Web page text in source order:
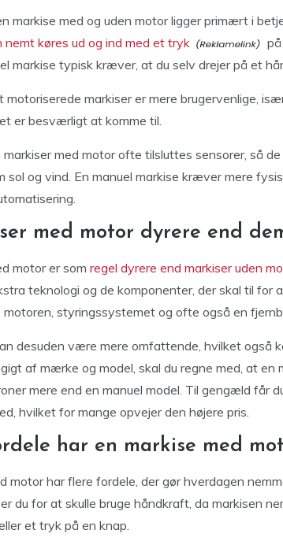
markise med og uden motor ligger primært i
nemt køres ud og ind med et tryk
markise typisk kræver, at du selv drejer på et
motoriserede markiser er mere brugervenlige,
er besværligt at komme til.
markiser med motor ofte tilsluttes sensorer, så
sol og vind. En manuel markise kræver mere
med motor dyrere end
motor er som regel dyrere end markiser uden
teknologi og de komponenter, der skal til for
motoren, styringssystemet og ofte også en
desuden være mere omfattende, hvilket også
af mærke og model, skal du regne med, at en
mere end en manuel model. Til gengæld får
hvilket for mange opvejer den højere pris.
har en markise med
motor har flere fordele, der gør hverdagen
du for at skulle bruge håndkraft, da markisen
et tryk på en knap.